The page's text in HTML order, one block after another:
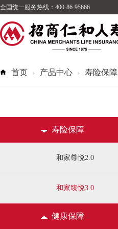
全国统一服务热线：400-86-95666
首页 产品中心 寿险保障
寿险保障
和家尊悦2.0
和家臻悦3.0
健康保障